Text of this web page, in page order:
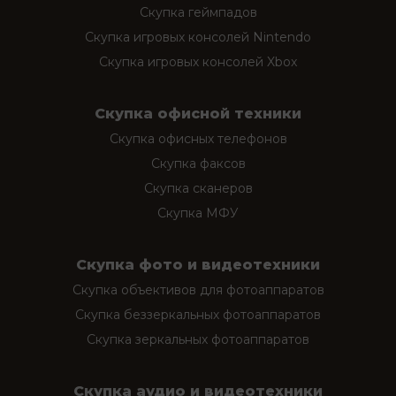
Скупка геймпадов
Скупка игровых консолей Nintendo
Скупка игровых консолей Xbox
Скупка офисной техники
Скупка офисных телефонов
Скупка факсов
Скупка сканеров
Скупка МФУ
Скупка фото и видеотехники
Скупка объективов для фотоаппаратов
Скупка беззеркальных фотоаппаратов
Скупка зеркальных фотоаппаратов
Скупка аудио и видеотехники